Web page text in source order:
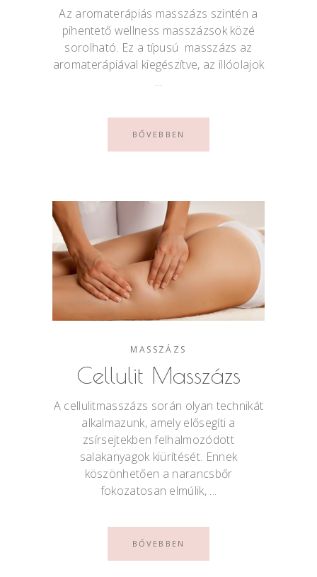
Az aromaterápiás masszázs szintén a
pihentető wellness masszázsok közé
sorolható. Ez a típusú masszázs az
aromaterápiával kiegészítve, az illóolajok
BŐVEBBEN
MASSZÁZS
Cellulit Masszázs
A cellulitmasszázs során olyan technikát
alkalmazunk, amely elősegíti a
zsírsejtekben felhalmozódott
salakanyagok kiürítését. Ennek
köszönhetően a narancsbőr
fokozatosan elmúlik,
BŐVEBBEN